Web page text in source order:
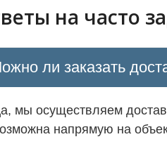
на часто
ли заказать
мы осуществляем
напрямую на